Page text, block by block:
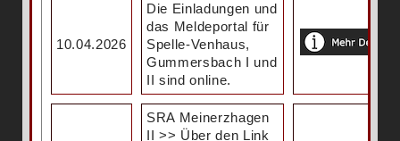
10.04.2026
Die Einladungen und
das Meldeportal für
Spelle-Venhaus,
Gummersbach I und
II sind online.
SRA Meinerzhagen
II >> Über den Link